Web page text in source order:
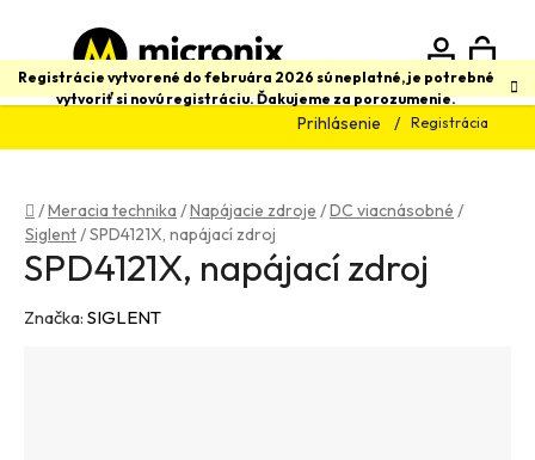
obsah
Registrácie vytvorené do februára 2026 sú neplatné, je potrebné
vytvoriť si novú registráciu. Ďakujeme za porozumenie.
Prihlásenie Registrácia
Hľadať
Domov
/Meracia technika /Napájacie zdroje /DC viacnásobné /
Siglent/SPD4121X, napájací zdroj
SPD4121X, napájací zdroj
Značka: SIGLENT